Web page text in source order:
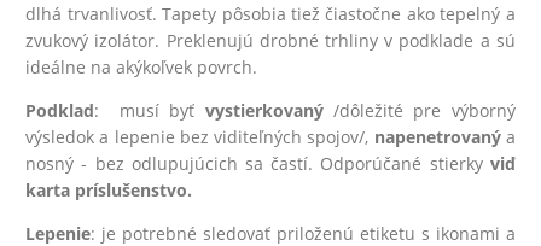
dlhá trvanlivosť. Tapety pôsobia tiež čiastočne ako tepelný a
zvukový izolátor. Preklenujú drobné trhliny v podklade a sú
ideálne na akýkoľvek povrch.
Podklad: musí byť vystierkovaný/dôležité pre výborný
výsledok a lepenie bez viditeľných spojov/, napenetrovanýa
nosný - bez odlupujúcich sa častí. Odporúčané stierky viď
karta príslušenstvo.
Lepenie: je potrebné sledovať priloženú etiketu s ikonami a